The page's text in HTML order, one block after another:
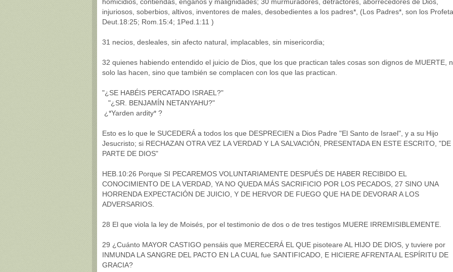
injuriosos, soberbios, altivos, inventores de males, desobedientes a los padres*, (Los Padres*, son los
Deut.18:25; Rom.15:4; 1Ped.1:11 )
31 necios, desleales, sin afecto natural, implacables, sin misericordia;
32 quienes habiendo entendido el juicio de Dios, que los que practican tales cosas son dignos de MUERTE,
solo las hacen, sino que también se complacen con los que las practican.
"¿SE HABÉIS PERCATADO ISRAEL?"
"¿SR. BENJAMÍN NETANYAHU?"
¿*Yarden ardity* ?
Esto es lo que le SUCEDERÁ a todos los que DESPRECIEN a Dios Padre "El Santo de Israel", y a su Hijo
Jesucristo; si RECHAZAN OTRA VEZ LA VERDAD Y LA SALVACIÓN, PRESENTADA EN ESTE ESCRITO, "DE
PARTE DE DIOS"
HEB.10:26 Porque SI PECAREMOS VOLUNTARIAMENTE DESPUÉS DE HABER RECIBIDO EL
CONOCIMIENTO DE LA VERDAD, YA NO QUEDA MÁS SACRIFICIO POR LOS PECADOS, 27 SINO UNA
HORRENDA EXPECTACIÓN DE JUICIO, Y DE HERVOR DE FUEGO QUE HA DE DEVORAR A LOS
ADVERSARIOS.
28 El que viola la ley de Moisés, por el testimonio de dos o de tres testigos MUERE IRREMISIBLEMENTE.
29 ¿Cuánto MAYOR CASTIGO pensáis que MERECERÁ EL QUE pisoteare AL HIJO DE DIOS, y tuviere por
INMUNDA LA SANGRE DEL PACTO EN LA CUAL fue SANTIFICADO, E HICIERE AFRENTA AL ESPÍRITU DE
GRACIA?